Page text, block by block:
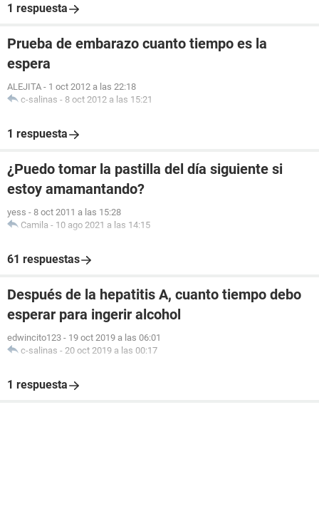
1 respuesta
Prueba de embarazo cuanto tiempo es la
espera
ALEJITA - 1 oct 2012 a las 22:18
c-salinas - 8 oct 2012 a las 15:21
1 respuesta
¿Puedo tomar la pastilla del día siguiente si
estoy amamantando?
yess - 8 oct 2011 a las 15:28
Camila - 10 ago 2021 a las 14:15
61 respuestas
Después de la hepatitis A, cuanto tiempo debo
esperar para ingerir alcohol
edwincito123 - 19 oct 2019 a las 06:01
c-salinas - 20 oct 2019 a las 00:17
1 respuesta